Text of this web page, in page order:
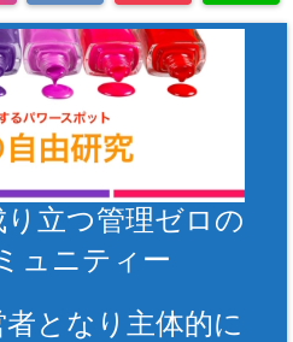
立つ管理ゼロの
ュニティー
となり主体的に